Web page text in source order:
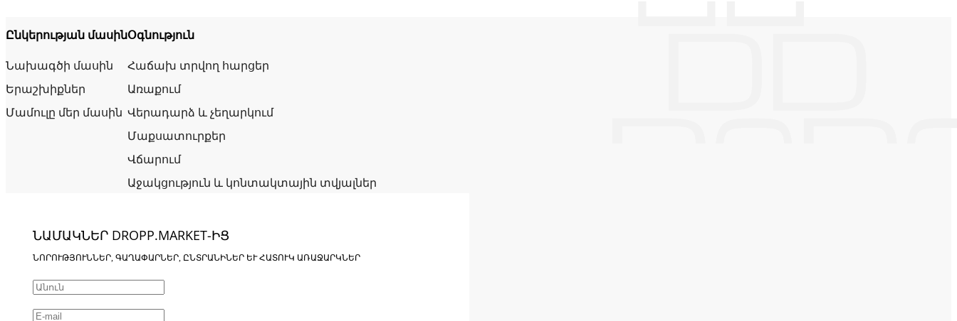
Ընկերության մասին
Նախագծի մասին
Երաշխիքներ
Մամուլը մեր մասին
Օգնություն
Հաճախ տրվող հարցեր
Առաքում
Վերադարձ և չեղարկում
Մաքսատուրքեր
Վճարում
Աջակցություն և կոնտակտային տվյալներ
ՆԱՄԱԿՆԵՐ DROPP.MARKET-ԻՑ
ՆՈՐՈՒԹՅՈՒՆՆԵՐ, ԳԱՂԱՓԱՐՆԵՐ, ԸՆՏՐԱՆԻՆԵՐ ԵՒ ՀԱՏՈՒԿ ԱՌԱՋԱՐԿՆԵՐ